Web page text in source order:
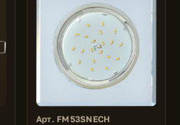
Арт. FM53SNECH